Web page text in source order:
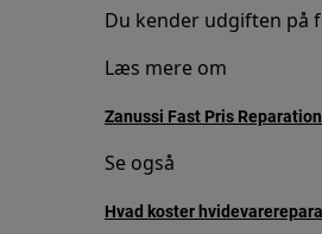
Du kender udgiften på
Læs mere om
Zanussi Fast Pris Reparation
Se også
Hvad koster